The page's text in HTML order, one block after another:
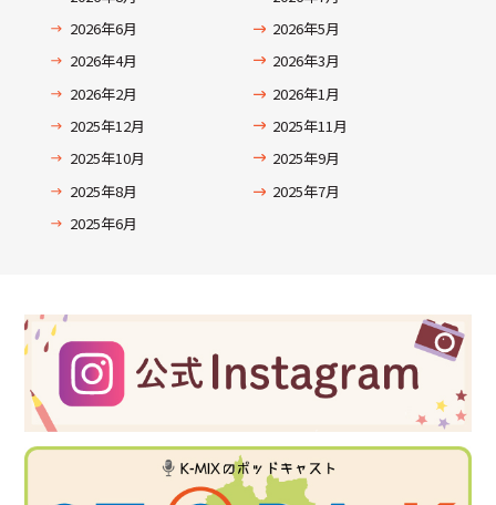
2026年6月
2026年5月
2026年4月
2026年3月
2026年2月
2026年1月
2025年12月
2025年11月
2025年10月
2025年9月
2025年8月
2025年7月
2025年6月